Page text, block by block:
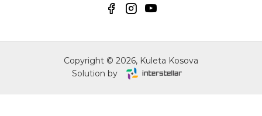
Copyright © 2026, Kuleta Kosova
Solution by